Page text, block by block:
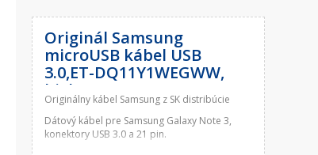
Originál Samsung
microUSB kábel USB
3.0,ET-DQ11Y1WEGWW,
biely
Originálny kábel Samsung z SK distribúcie
Dátový kábel pre Samsung Galaxy Note 3,
konektory USB 3.0 a 21 pin.